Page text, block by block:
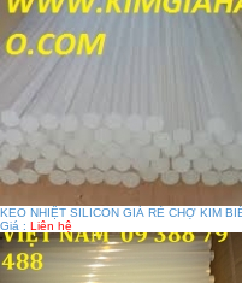
KEO NHIỆT SILICON GIÁ RẺ CHỢ KIM
Giá : Liên hệ